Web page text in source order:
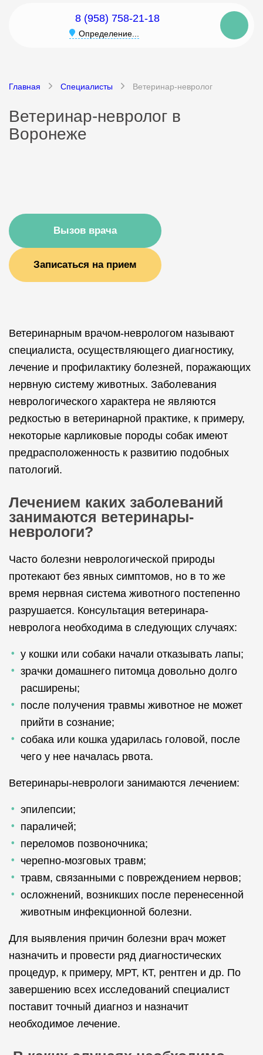
8 (958) 758-21-18
Определение...
Главная Специалисты Ветеринар-невролог
Ветеринар-невролог в
Воронеже
Вызов врача
Записаться на прием
Ветеринарным врачом-неврологом называют
специалиста, осуществляющего диагностику,
лечение и профилактику болезней, поражающих
нервную систему животных. Заболевания
неврологического характера не являются
редкостью в ветеринарной практике, к примеру,
некоторые карликовые породы собак имеют
предрасположенность к развитию подобных
патологий.
Лечением каких заболеваний
занимаются ветеринары-
неврологи?
Часто болезни неврологической природы
протекают без явных симптомов, но в то же
время нервная система животного постепенно
разрушается. Консультация ветеринара-
невролога необходима в следующих случаях:
у кошки или собаки начали отказывать лапы;
зрачки домашнего питомца довольно долго
расширены;
после получения травмы животное не может
прийти в сознание;
собака или кошка ударилась головой, после
чего у нее началась рвота.
Ветеринары-неврологи занимаются лечением:
эпилепсии;
параличей;
переломов позвоночника;
черепно-мозговых травм;
травм, связанными с повреждением нервов;
осложнений, возникших после перенесенной
животным инфекционной болезни.
Для выявления причин болезни врач может
назначить и провести ряд диагностических
процедур, к примеру, МРТ, КТ, рентген и др. По
завершению всех исследований специалист
поставит точный диагноз и назначит
необходимое лечение.